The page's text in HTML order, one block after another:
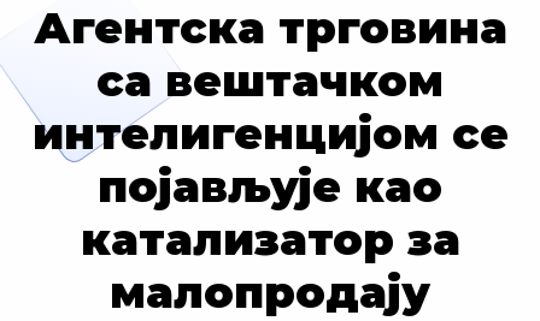
Агентска трговина
са вештачком
интелигенцијом се
појављује као
катализатор за
малопродају